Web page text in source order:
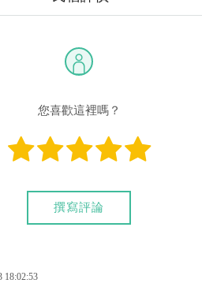
便網友直接連結，並不代表民宿有
業者連絡喔！
您喜歡這裡嗎？
撰寫評論
18:02:53